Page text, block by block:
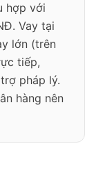
hợp với
Vay tại
lớn (trên
tiếp,
pháp lý.
hàng nên